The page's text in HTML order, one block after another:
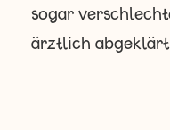
sogar
ärztlich